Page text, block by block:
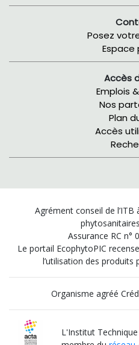
Posez
Espace
Accès
Emplois
Nos
Plan
Accès
Agrément conseil de l’ITB
Assurance RC n°
Le portail EcophytoPIC
l’utilisation des produits
Organisme agréé
L'Institut